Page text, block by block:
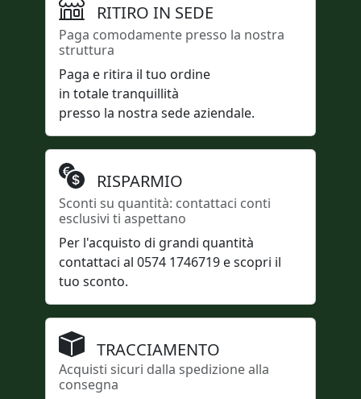
RITIRO IN SEDE
Paga comodamente presso la nostra
struttura
Paga e ritira il tuo ordine
in totale tranquillità
presso la nostra sede aziendale.
RISPARMIO
Sconti su quantità: contattaci conti
esclusivi ti aspettano
Per l'acquisto di grandi quantità
contattaci al 0574 1746719 e scopri il
tuo sconto.
TRACCIAMENTO
Acquisti sicuri dalla spedizione alla
consegna